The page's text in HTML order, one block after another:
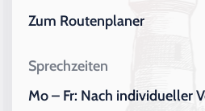
Zum Routenplaner
Sprechzeiten
Mo – Fr: Nach individueller